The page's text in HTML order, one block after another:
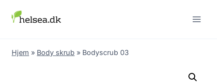
Hjem » Body skrub » Bodyscrub 03